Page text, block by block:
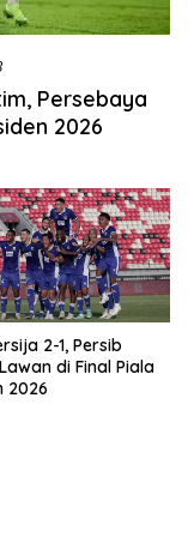
Persebaya
2026
2-1, Persib
di Final Piala
2026